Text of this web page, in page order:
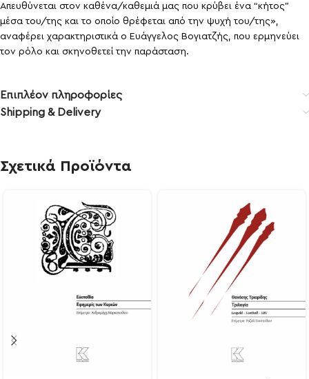
Απευθύνεται στον καθένα/καθεμιά μας που κρύβει ένα “κήτος”
μέσα του/της και το οποίο θρέφεται από την ψυχή του/της»,
αναφέρει χαρακτηριστικά ο Ευάγγελος Βογιατζής, που ερμηνεύει
τον ρόλο και σκηνοθετεί την παράσταση.
Επιπλέον πληροφορίες
Shipping & Delivery
Σχετικά Προϊόντα